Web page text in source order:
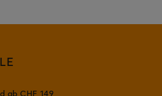
ab CHF 149